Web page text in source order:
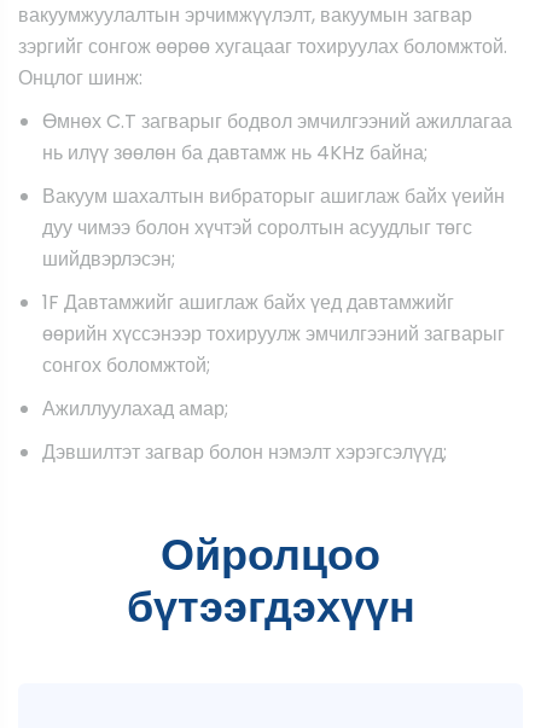
вакуумжуулалтын эрчимжүүлэлт, вакуумын загвар
зэргийг сонгож өөрөө хугацааг тохируулах боломжтой.
Онцлог шинж:
Өмнөх C.T загварыг бодвол эмчилгээний ажиллагаа
нь илүү зөөлөн ба давтамж нь 4KHz байна;
Вакуум шахалтын вибраторыг ашиглаж байх үеийн
дуу чимээ болон хүчтэй соролтын асуудлыг төгс
шийдвэрлэсэн;
1F Давтамжийг ашиглаж байх үед давтамжийг
өөрийн хүссэнээр тохируулж эмчилгээний загварыг
сонгох боломжтой;
Ажиллуулахад амар;
Дэвшилтэт загвар болон нэмэлт хэрэгсэлүүд;
Ойролцоо
бүтээгдэхүүн